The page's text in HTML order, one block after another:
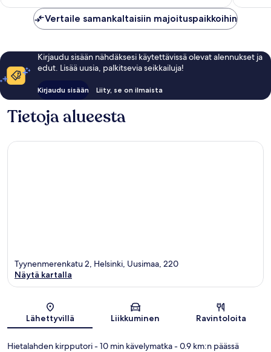
Vertaile samankaltaisiin majoituspaikkoihin
Kirjaudu sisään nähdäksesi käytettävissä olevat alennukset ja
edut. Lisää uusia, palkitsevia seikkailuja!
Kirjaudu sisään Liity, se on ilmaista
Tietoja alueesta
Kartta
Tyynenmerenkatu 2, Helsinki, Uusimaa, 220
Näytä kartalla
Lähettyvillä Liikkuminen Ravintoloita
Hietalahden kirpputori- 10 min kävelymatka- 0.9 km:n päässä